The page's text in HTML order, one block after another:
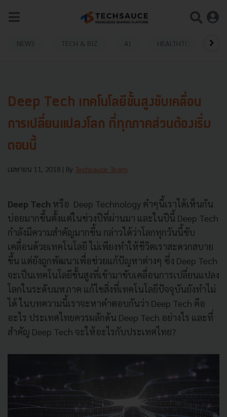
NEWS TECH & BIZ AI HEALTHTECH
Deep Tech เทคโนโลยีขั้นสูงขับเคลื่อน
การเปลี่ยนแปลงโลก ที่ทุกภาคส่วนต้องเริ่ม
ตอนนี้
เมษายน 11, 2018 | By Techsauce Team
Deep Tech หรือ Deep Technology คำๆนี้เราได้เห็นกัน
บ่อยมากขึ้นตั้งแต่ในช่วงปีที่ผ่านมา และในปีนี้ Deep Tech
กำลังมีความสำคัญมากขึ้น กล่าวได้ว่าโลกทุกวันนี้ขับ
เคลื่อนด้วยเทคโนโลยี ไม่เพียงทำให้ชีวิตเราสะดวกสบาย
ขึ้น แต่ยังถูกพัฒนาเพื่อช่วยแก้ปัญหาต่างๆ ซึ่ง Deep Tech
จะเป็นเทคโนโลยีขั้นสูงที่เข้ามาขับเคลื่อนการเปลี่ยนแปลง
โลกในระดับมหภาค แก้ไขสิ่งที่เทคโนโลยีปัจจุบันยังทำไม่
ได้ ในบทความนี้เราจะหาคำตอบกันว่า Deep Tech คือ
อะไร ประเทศไทยควรผลักดัน Deep Tech อย่างไร และที่
สำคัญ Deep Tech จะให้อะไรกับประเทศไทย?